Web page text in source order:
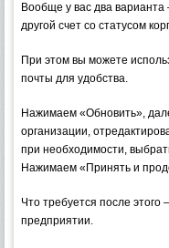
Вообще у вас два варианта
другой счет со статусом
При этом вы можете
почты для удобства.
Нажимаем «Обновить»,
организации,
при необходимости,
Нажимаем «Принять и
Что требуется после
предприятии.